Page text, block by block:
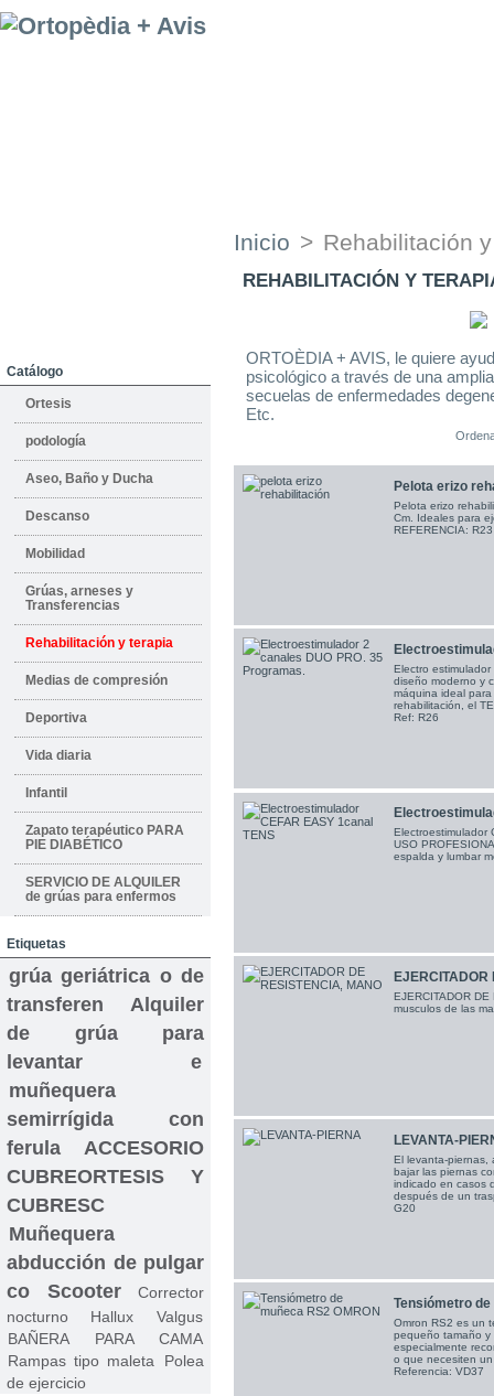
Catálogo
Ortesis
podología
Aseo, Baño y Ducha
Descanso
Mobilidad
Grúas, arneses y
Transferencias
Rehabilitación y terapia
Medias de compresión
Deportiva
Vida diaria
Infantil
Zapato terapéutico PARA
PIE DIABÉTICO
SERVICIO DE ALQUILER
de grúas para enfermos
Etiquetas
grúa geriátrica o de
transferen
Alquiler
de grúa para
levantar e
muñequera
semirrígida con
ferula
ACCESORIO
CUBREORTESIS Y
CUBRESC
Muñequera
abducción de pulgar
co
Scooter
Corrector
nocturno Hallux Valgus
BAÑERA PARA CAMA
Rampas tipo maleta
Polea
de ejercicio
Inicio > Rehabilitación
REHABILITACIÓN Y
ORTOÈDIA + AVIS, le quiere
psicológico a través de una
secuelas de enfermedades
Etc.
Pelota erizo
Pelota erizo
Cm. Ideales para
REFERENCIA: R23
Electro
diseño moderno y
máquina ideal
rehabilitación, el
Ref: R26
Electroestimulador
USO
espalda y lumbar
EJERCITADOR
EJERCITADOR
musculos de las
LEVANTA-
El levanta-piernas,
bajar las piernas
indicado en casos
después de un
G20
Tensiómetro de
Omron RS2 es un
pequeño tamaño y
especialmente
o que necesiten
Referencia: VD37